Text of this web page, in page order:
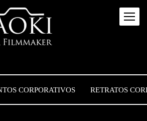
CORPORATIVOS RETRATOS